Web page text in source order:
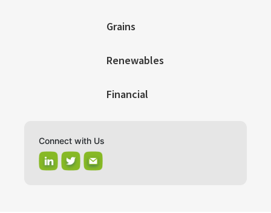
Grains
Renewables
Financial
Connect with Us